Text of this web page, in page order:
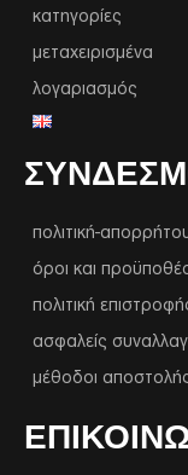
κατηγορίες
μεταχειρισμένα
λογαριασμός
πολιτική-
όροι και
πολιτική
ασφαλείς
μέθοδοι